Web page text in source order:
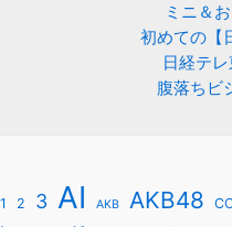
ミニ＆
初めての【
日経テ
腹落ちビ
1 2 3 AI AKB AKB48